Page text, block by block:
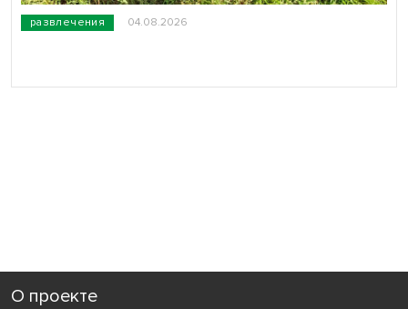
развлечения 04.08.2026
О проекте